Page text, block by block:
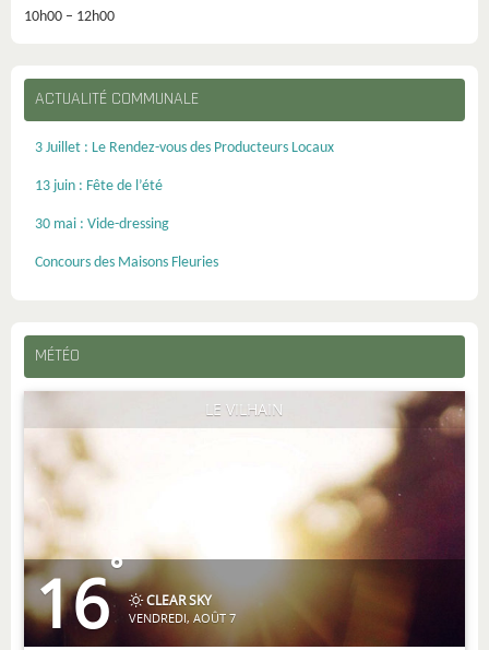
10h00 – 12h00
ACTUALITÉ COMMUNALE
3 Juillet : Le Rendez-vous des Producteurs Locaux
13 juin : Fête de l’été
30 mai : Vide-dressing
Concours des Maisons Fleuries
MÉTÉO
LE VILHAIN
16°
CLEAR SKY
VENDREDI, AOÛT 7